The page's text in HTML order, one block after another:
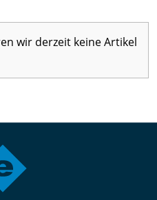
wir derzeit keine Artikel